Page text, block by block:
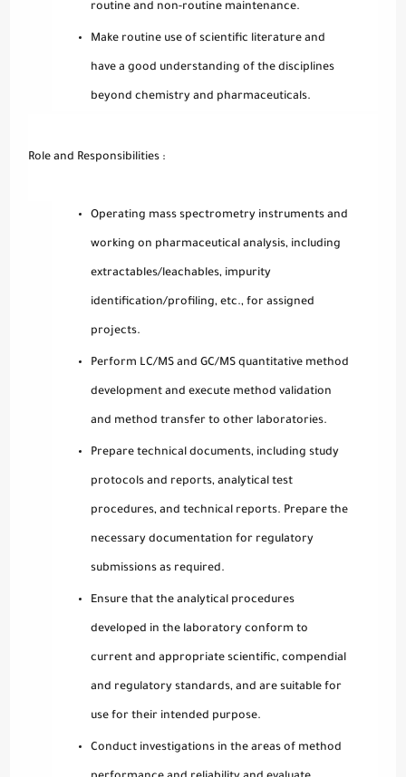
routine and non-routine maintenance.
Make routine use of scientific literature and
have a good understanding of the disciplines
beyond chemistry and pharmaceuticals.
Role and Responsibilities :
Operating mass spectrometry instruments and
working on pharmaceutical analysis, including
extractables/leachables, impurity
identification/profiling, etc., for assigned
projects.
Perform LC/MS and GC/MS quantitative method
development and execute method validation
and method transfer to other laboratories.
Prepare technical documents, including study
protocols and reports, analytical test
procedures, and technical reports. Prepare the
necessary documentation for regulatory
submissions as required.
Ensure that the analytical procedures
developed in the laboratory conform to
current and appropriate scientific, compendial
and regulatory standards, and are suitable for
use for their intended purpose.
Conduct investigations in the areas of method